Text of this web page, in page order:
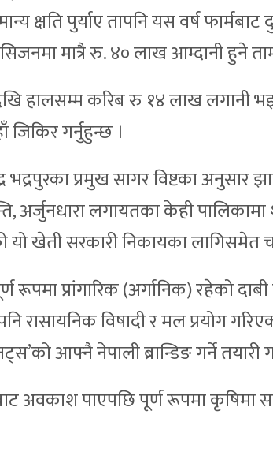
क्षति पुर्याए तापनि यस वर्ष
मात्रै रु. ४० लाख आम्दानी हुने
हालसम्म करिब रु १४ लाख लगानी
जिकिर गर्नुहुन्छ ।
भद्रपुरका प्रमुख सागर विष्टका
अर्जुनधारा लगायतका केही
यो खेती सरकारी निकायका लागिसमेत
रूपमा प्रांगारिक (अर्गानिक) रहेको
रासायनिक विषादी र मल प्रयोग
आफ्नै नेपाली ब्रान्डिङ गर्ने तयारी
अवकाश पाएपछि पूर्ण रूपमा कृषिमा